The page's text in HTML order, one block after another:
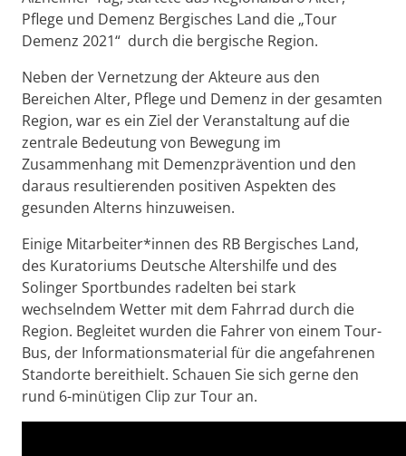
Pflege und Demenz Bergisches Land die „Tour
Demenz 2021“ durch die bergische Region.
Neben der Vernetzung der Akteure aus den
Bereichen Alter, Pflege und Demenz in der gesamten
Region, war es ein Ziel der Veranstaltung auf die
zentrale Bedeutung von Bewegung im
Zusammenhang mit Demenzprävention und den
daraus resultierenden positiven Aspekten des
gesunden Alterns hinzuweisen.
Einige Mitarbeiter*innen des RB Bergisches Land,
des Kuratoriums Deutsche Altershilfe und des
Solinger Sportbundes radelten bei stark
wechselndem Wetter mit dem Fahrrad durch die
Region. Begleitet wurden die Fahrer von einem Tour-
Bus, der Informationsmaterial für die angefahrenen
Standorte bereithielt. Schauen Sie sich gerne den
rund 6-minütigen Clip zur Tour an.